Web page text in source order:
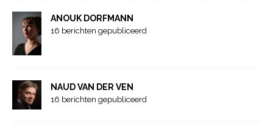
ANOUK DORFMANN
16 berichten gepubliceerd
NAUD VAN DER VEN
16 berichten gepubliceerd